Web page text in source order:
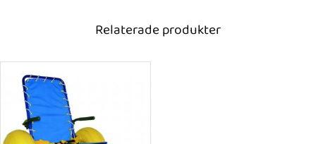
Relaterade produkter